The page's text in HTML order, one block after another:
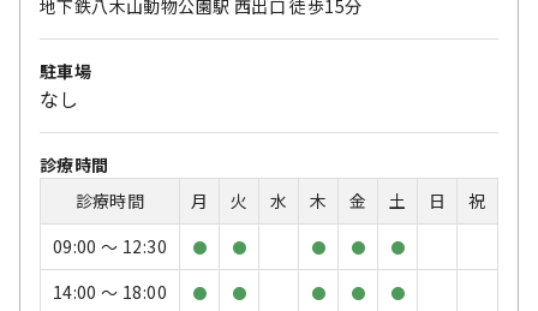
地下鉄八木山動物公園駅 西出口 徒歩15分
駐車場
なし
診療時間
診療時間
月 火 水 木 金 土 日
祝
09:00 〜 12:30
● ● ● ● ●
14:00 〜 18:00 ● ● ● ● ●